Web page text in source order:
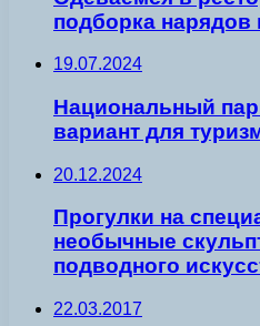
подборка нарядов
19.07.2024
Национальный
вариант для
20.12.2024
Прогулки на
необычные
подводного
22.03.2017